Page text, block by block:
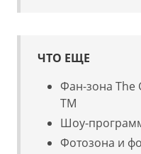
ЧТО ЕЩЕ
Фан-зона The
TM
Шоу-
Фотозона и